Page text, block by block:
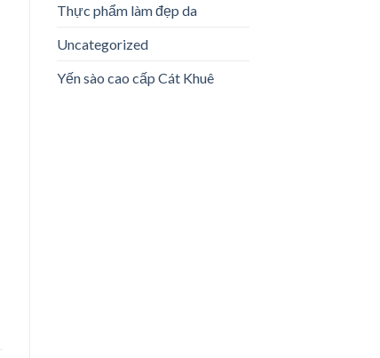
Thực phẩm làm đẹp da
Uncategorized
Yến sào cao cấp Cát Khuê